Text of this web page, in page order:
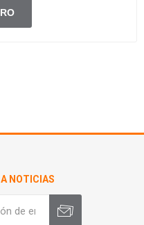
NOTICIAS